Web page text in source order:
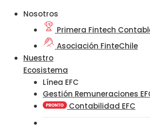
Nosotros
Primera Fintech
Asociación FinteChile
Nuestro
Ecosistema
Línea EFC
Gestión Remuneraciones
Contabilidad EFC